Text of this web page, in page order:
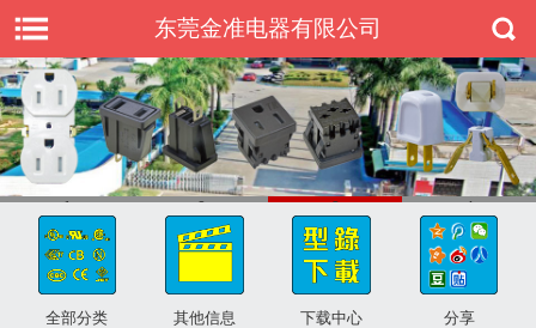
东莞金准电器有限公司
1 2 3 4
全部分类 其他信息 下载中心 分享